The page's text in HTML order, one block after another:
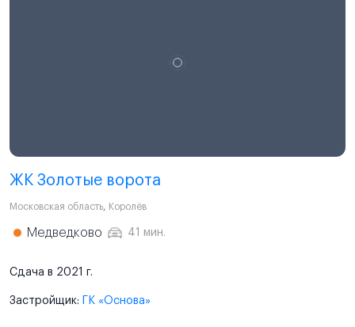
ЖК Золотые ворота
Московская область, Королёв
Медведково 41 мин.
Сдача в 2021 г.
Застройщик: ГК «Основа»